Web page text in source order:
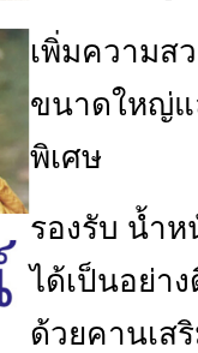
เพิ่มความส
ขนาดใหญ่แ
พิเศษ
รองรับ น้ำ
ได้เป็นอย่า
ด้วยคานเส